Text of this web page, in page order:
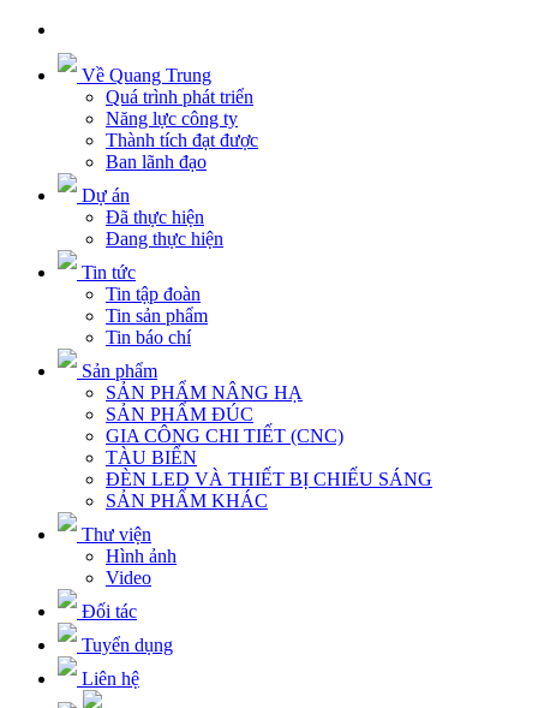
Về Quang Trung
Quá trình phát triển
Năng lực công ty
Thành tích đạt được
Ban lãnh đạo
Dự án
Đã thực hiện
Đang thực hiện
Tin tức
Tin tập đoàn
Tin sản phẩm
Tin báo chí
Sản phẩm
SẢN PHẨM NÂNG HẠ
SẢN PHẨM ĐÚC
GIA CÔNG CHI TIẾT (CNC)
TÀU BIỂN
ĐÈN LED VÀ THIẾT BỊ CHIẾU SÁNG
SẢN PHẨM KHÁC
Thư viện
Hình ảnh
Video
Đối tác
Tuyển dụng
Liên hệ